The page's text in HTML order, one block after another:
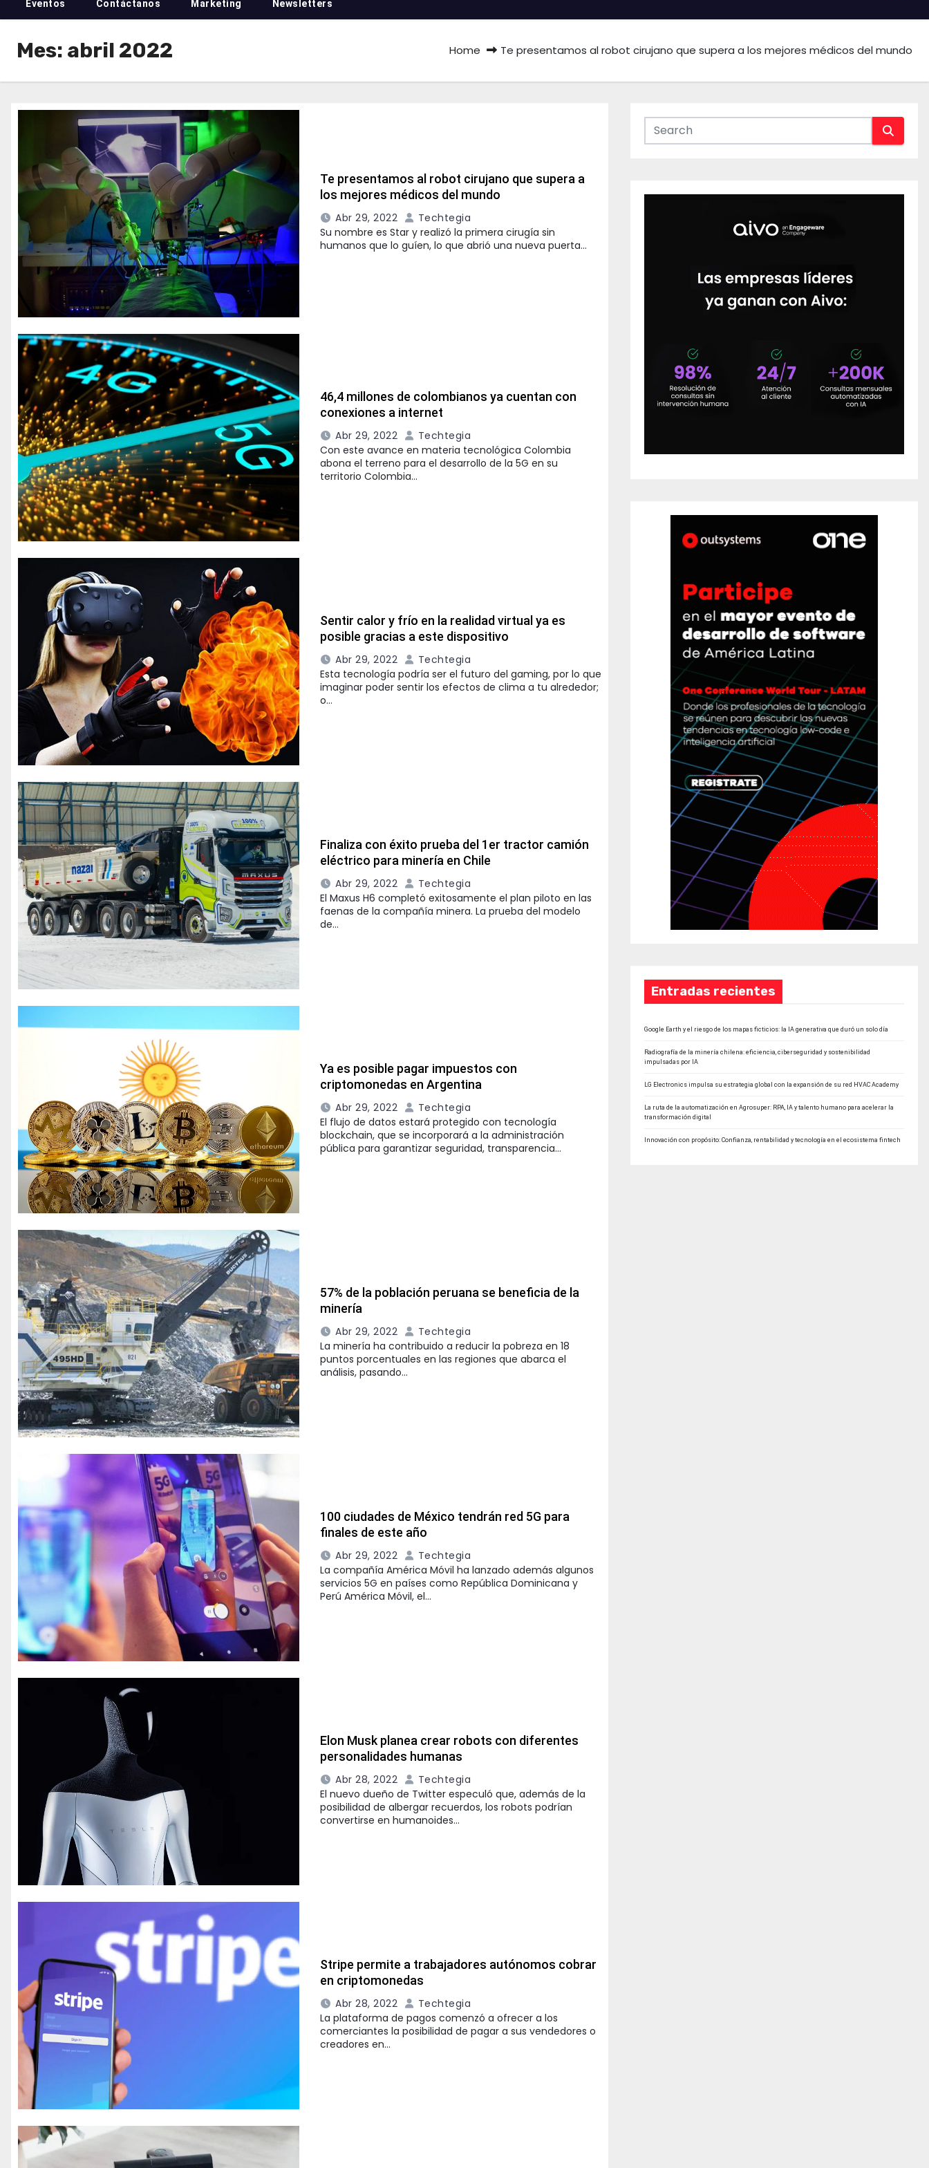
Eventos Contáctanos Marketing Newsletters
Mes: abril 2022 Home Te presentamos al robot cirujano que supera a los mejores médicos del mundo
Te presentamos al robot cirujano que supera a
los mejores médicos del mundo
Abr 29, 2022
Techtegia
Su nombre es Star y realizó la primera cirugía sin
humanos que lo guíen, lo que abrió una nueva puerta…
46,4 millones de colombianos ya cuentan con
conexiones a internet
Abr 29, 2022
Techtegia
Con este avance en materia tecnológica Colombia
abona el terreno para el desarrollo de la 5G en su
territorio Colombia…
Sentir calor y frío en la realidad virtual ya es
posible gracias a este dispositivo
Abr 29, 2022
Techtegia
Esta tecnología podría ser el futuro del gaming, por lo que
imaginar poder sentir los efectos de clima a tu alrededor;
o…
Finaliza con éxito prueba del 1er tractor camión
eléctrico para minería en Chile
Abr 29, 2022
Techtegia
El Maxus H6 completó exitosamente el plan piloto en las
faenas de la compañía minera. La prueba del modelo
de…
Ya es posible pagar impuestos con
criptomonedas en Argentina
Abr 29, 2022
Techtegia
El flujo de datos estará protegido con tecnología
blockchain, que se incorporará a la administración
pública para garantizar seguridad, transparencia…
57% de la población peruana se beneficia de la
minería
Abr 29, 2022
Techtegia
La minería ha contribuido a reducir la pobreza en 18
puntos porcentuales en las regiones que abarca el
análisis, pasando…
100 ciudades de México tendrán red 5G para
finales de este año
Abr 29, 2022
Techtegia
La compañía América Móvil ha lanzado además algunos
servicios 5G en países como República Dominicana y
Perú América Móvil, el…
Elon Musk planea crear robots con diferentes
personalidades humanas
Abr 28, 2022
Techtegia
El nuevo dueño de Twitter especuló que, además de la
posibilidad de albergar recuerdos, los robots podrían
convertirse en humanoides…
Stripe permite a trabajadores autónomos cobrar
en criptomonedas
Abr 28, 2022
Techtegia
La plataforma de pagos comenzó a ofrecer a los
comerciantes la posibilidad de pagar a sus vendedores o
creadores en…
Entradas recientes
Google Earth y el riesgo de los mapas ficticios: la IA generativa que duró un solo día
Radiografía de la minería chilena: eficiencia, ciberseguridad y sostenibilidad
impulsadas por IA
LG Electronics impulsa su estrategia global con la expansión de su red HVAC Academy
La ruta de la automatización en Agrosuper: RPA, IA y talento humano para acelerar la
transformación digital
Innovación con propósito: Confianza, rentabilidad y tecnología en el ecosistema fintech